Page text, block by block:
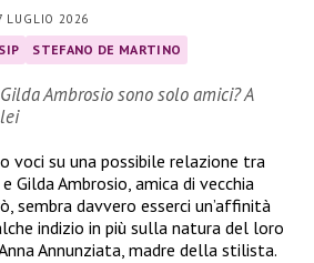
LUGLIO 2026
STEFANO DE MARTINO
Ambrosio sono solo amici? A
voci su una possibile relazione tra
e Gilda Ambrosio, amica di vecchia
sembra davvero esserci un’affinità
indizio in più sulla natura del loro
Annunziata, madre della stilista.